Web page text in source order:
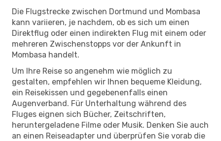
Die Flugstrecke zwischen Dortmund und Mombasa
kann variieren, je nachdem, ob es sich um einen
Direktflug oder einen indirekten Flug mit einem oder
mehreren Zwischenstopps vor der Ankunft in
Mombasa handelt.
Um Ihre Reise so angenehm wie möglich zu
gestalten, empfehlen wir Ihnen bequeme Kleidung,
ein Reisekissen und gegebenenfalls einen
Augenverband. Für Unterhaltung während des
Fluges eignen sich Bücher, Zeitschriften,
heruntergeladene Filme oder Musik. Denken Sie auch
an einen Reiseadapter und überprüfen Sie vorab die